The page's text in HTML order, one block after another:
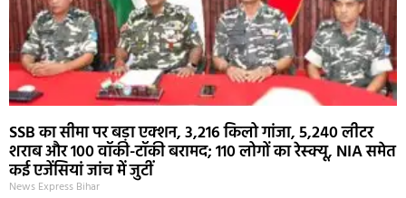
SSB का सीमा पर बड़ा एक्शन, 3,216 किलो गांजा, 5,240 लीटर
शराब और 100 वॉकी-टॉकी बरामद; 110 लोगों का रेस्क्यू, NIA समेत
कई एजेंसियां जांच में जुटीं
News Express Bihar